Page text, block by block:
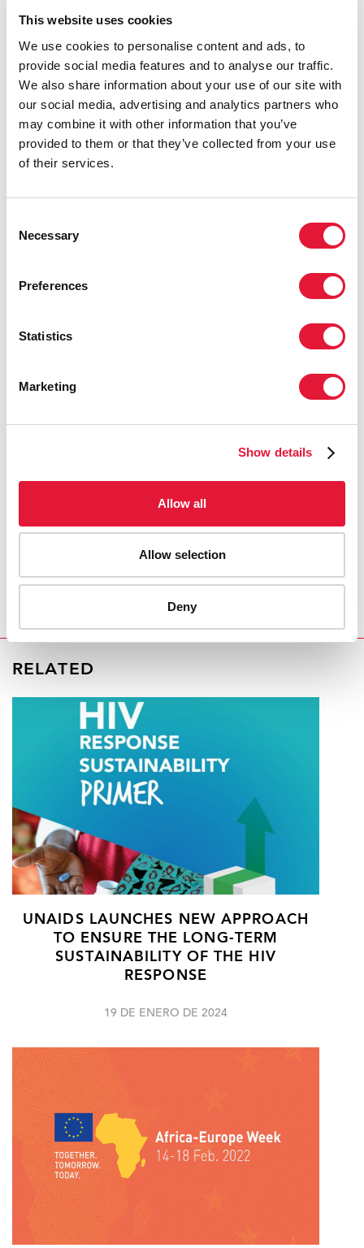
This website uses cookies
We use cookies to personalise content and ads, to
provide social media features and to analyse our traffic.
We also share information about your use of our site with
our social media, advertising and analytics partners who
may combine it with other information that you’ve
provided to them or that they’ve collected from your use
of their services.
Selection
Necessary
Preferences
Statistics
Marketing
Show details
Allow all
Allow selection
Deny
generación sin sida".
BARACK OBAMA, PRESIDENTE DE LOS
ESTADOS UNIDOS
"El mayor compromiso de nuestros
socios con el Fondo Mundial debe
darnos una mayor confianza... Me
Noruega, Suecia y Canadá, así como de
Alemania y Francia. Todos ellos están
todo el mundo aumenta sus esfuerzos,
son los hitos del liderazgo global sobre
presidente Obama aumenta las
testigos de una generación sin sida".
ONUSIDA
RELATED
UNAIDS LAUNCHES NEW APPROACH
TO ENSURE THE LONG-TERM
SUSTAINABILITY OF THE HIV
RESPONSE
19 DE ENERO DE 2024